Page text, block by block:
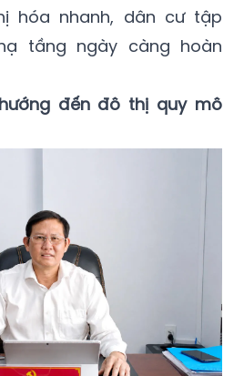
hóa nhanh, dân cư tập
tầng ngày càng hoàn
đến đô thị quy mô